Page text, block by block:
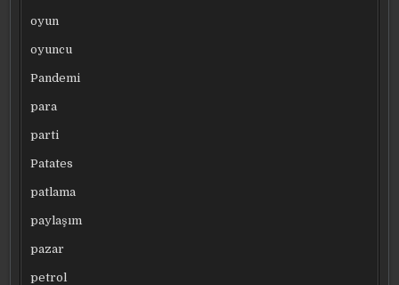
oyun
oyuncu
Pandemi
para
parti
Patates
patlama
paylaşım
pazar
petrol